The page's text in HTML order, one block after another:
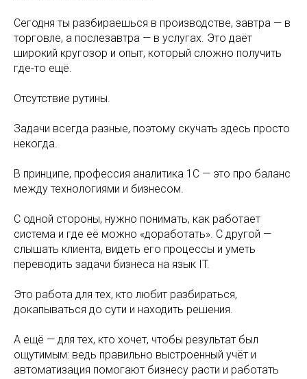
Сегодня ты разбираешься в производстве, завтра — в
торговле, а послезавтра — в услугах. Это даёт
широкий кругозор и опыт, который сложно получить
где-то ещё.
Отсутствие рутины.
Задачи всегда разные, поэтому скучать здесь просто
некогда.
В принципе, профессия аналитика 1С — это про баланс
между технологиями и бизнесом.
С одной стороны, нужно понимать, как работает
система и где её можно «доработать». С другой —
слышать клиента, видеть его процессы и уметь
переводить задачи бизнеса на язык IT.
Это работа для тех, кто любит разбираться,
докапываться до сути и находить решения.
А ещё — для тех, кто хочет, чтобы результат был
ощутимым: ведь правильно выстроенный учёт и
автоматизация помогают бизнесу расти и работать